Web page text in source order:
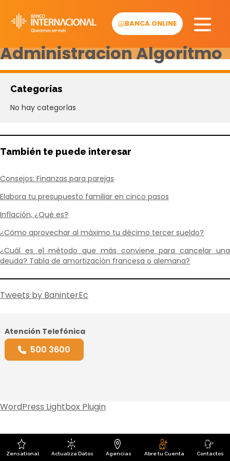
content
BANCA ONLINE
Administracion Algoritmo
Categorías
No hay categorías
También te puede interesar
Consejos: Finanzas para parejas
Elabora tu presupuesto familiar en cinco pasos
Inflación, ¿Qué es?
¿Cómo aprovechar al máximo tu décimo tercer sueldo?
¿Cuál es el método que más conviene para cancelar una
deuda? Tabla de amortización francesa o alemana?
Tweets by BaninterEc
Atención Telefónica
500 3600
Zensational Actualiza Datos Agencias Abre tu Cuenta Contactos
WordPress Lightbox Plugin